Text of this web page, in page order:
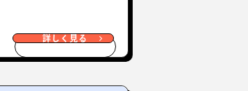
詳しく見る